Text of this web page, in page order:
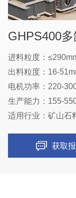
GHPS400
进料粒度：
出料粒度：16-
电机功率：220-
生产能力：155-
适用行业：矿山石
获取